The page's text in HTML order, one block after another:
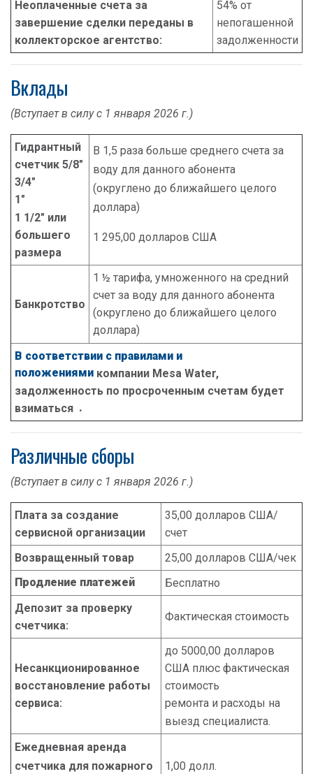
Неоплаченные счета за
завершение сделки переданы в
коллекторское агентство:
54% от
непогашенной
задолженности
Вклады
(Вступает в силу с 1 января 2026 г.)
Гидрантный
счетчик 5/8"
3/4"
1"
1 1/2" или
большего
размера
В 1,5 раза больше среднего счета за
воду для данного абонента
(округлено до ближайшего целого
доллара)
1 295,00 долларов США
Банкротство
1 ½ тарифа, умноженного на средний
счет за воду для данного абонента
(округлено до ближайшего целого
доллара)
В соответствии с правилами и
положениями компании Mesa Water,
задолженность по просроченным счетам будет
взиматься .
Различные сборы
(Вступает в силу с 1 января 2026 г.)
Плата за создание
сервисной организации
35,00 долларов США/
счет
Возвращенный товар
25,00 долларов США/чек
Продление платежей
Бесплатно
Депозит за проверку
счетчика:
Фактическая стоимость
Несанкционированное
восстановление работы
сервиса:
до 5000,00 долларов
США плюс фактическая
стоимость
ремонта и расходы на
выезд специалиста.
Ежедневная аренда
счетчика для пожарного
1,00 долл.